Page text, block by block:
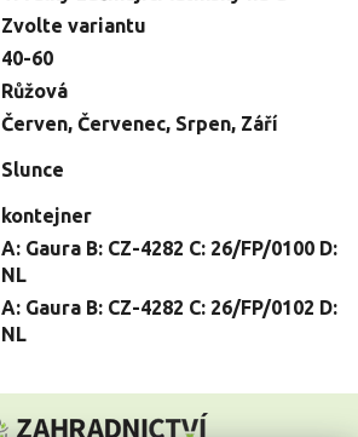
Zvolte variantu
40-60
Růžová
Červen, Červenec, Srpen, Září
Slunce
kontejner
A: Gaura B: CZ-4282 C: 26/FP/0100 D:
NL
A: Gaura B: CZ-4282 C: 26/FP/0102 D:
NL